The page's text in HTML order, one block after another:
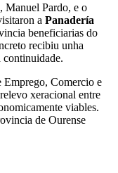
Manuel Pardo, e o
a Panadería
beneficiarias do
recibiu unha
continuidade.
Emprego, Comercio e
xeracional entre
viables.
de Ourense